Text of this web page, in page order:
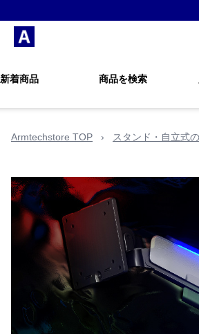
新着商品 商品を検索
Armtechstore TOP › スタンド・自立式